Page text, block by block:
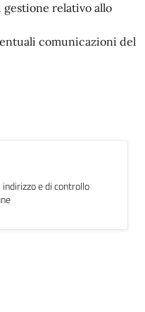
relativo allo
comunicazioni del
indirizzo e di controllo